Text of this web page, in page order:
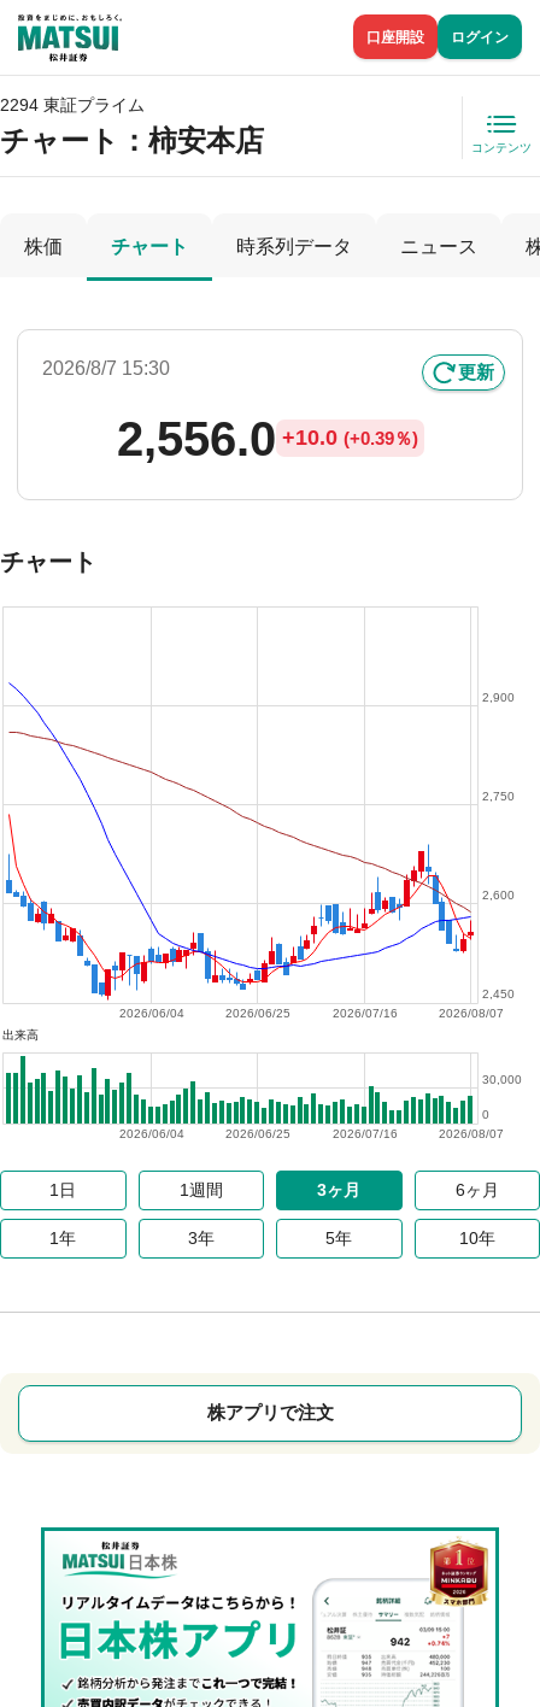
口座開設 ログイン
2294 東証プライム
チャート： 柿安本店 コンテンツ
株価 チャート 時系列データ ニュース
2026/8/7 15:30 更新
2,556.0 +10.0 (+0.39％)
チャート
2026/08/07
2026/07/16
2026/06/25
2026/06/04
2,450
2,600
2,750
2,900
出来高
2026/08/07
2026/07/16
2026/06/25
2026/06/04
0
30,000
1日 1週間 3ヶ月 6ヶ月
1年 3年 5年 10年
株アプリで注文